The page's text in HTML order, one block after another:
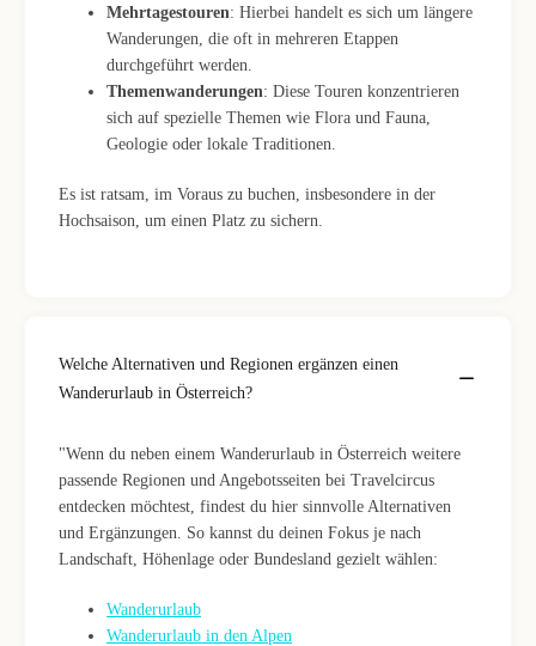
Mehrtagestouren: Hierbei handelt es sich um längere
Wanderungen, die oft in mehreren Etappen
durchgeführt werden.
Themenwanderungen: Diese Touren konzentrieren
sich auf spezielle Themen wie Flora und Fauna,
Geologie oder lokale Traditionen.
Es ist ratsam, im Voraus zu buchen, insbesondere in der
Hochsaison, um einen Platz zu sichern.
Welche Alternativen und Regionen ergänzen einen
Wanderurlaub in Österreich?
"Wenn du neben einem Wanderurlaub in Österreich weitere
passende Regionen und Angebotsseiten bei Travelcircus
entdecken möchtest, findest du hier sinnvolle Alternativen
und Ergänzungen. So kannst du deinen Fokus je nach
Landschaft, Höhenlage oder Bundesland gezielt wählen:
Wanderurlaub
Wanderurlaub in den Alpen